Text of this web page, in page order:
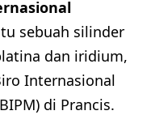
sebuah silinder
dan iridium,
Internasional
di Prancis.